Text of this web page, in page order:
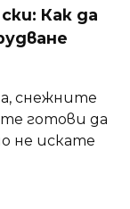
Как да
снежните
готови да
не искате